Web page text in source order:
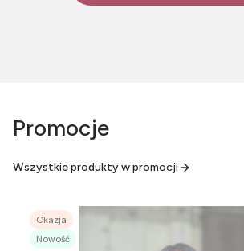
Promocje
Wszystkie produkty w promocji
Okazja
Nowość